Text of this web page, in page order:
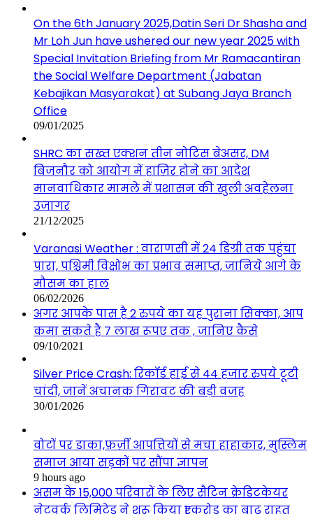
On the 6th January 2025,Datin Seri Dr Shasha and
Mr Loh Jun have ushered our new year 2025 with
Special Invitation Briefing from Mr Ramacantiran
the Social Welfare Department (Jabatan
Kebajikan Masyarakat) at Subang Jaya Branch
Office
09/01/2025
SHRC का सख्त एक्शन तीन नोटिस बेअसर, DM
बिजनौर को आयोग में हाज़िर होने का आदेश
मानवाधिकार मामले में प्रशासन की खुली अवहेलना
उजागर
21/12/2025
Varanasi Weather : वाराणसी में 24 डिग्री तक पहुंचा
पारा, पश्चिमी विक्षोभ का प्रभाव समाप्त, जानिये आगे के
मौसम का हाल
06/02/2026
अगर आपके पास है 2 रुपये का यह पुराना सिक्का, आप
कमा सकते है 7 लाख रूपए तक , जानिए कैसे
09/10/2021
Silver Price Crash: रिकॉर्ड हाई से 44 हजार रुपये टूटी
चांदी, जानें अचानक गिरावट की बड़ी वजह
30/01/2026
वोटों पर डाका,फ़र्ज़ी आपत्तियों से मचा हाहाकार, मुस्लिम
समाज आया सड़कों पर सौंपा ज्ञापन
9 hours ago
असम के 15,000 परिवारों के लिए सैटिन क्रेडिटकेयर
नेटवर्क लिमिटेड ने शुरू किया ₹1 करोड़ का बाढ़ राहत